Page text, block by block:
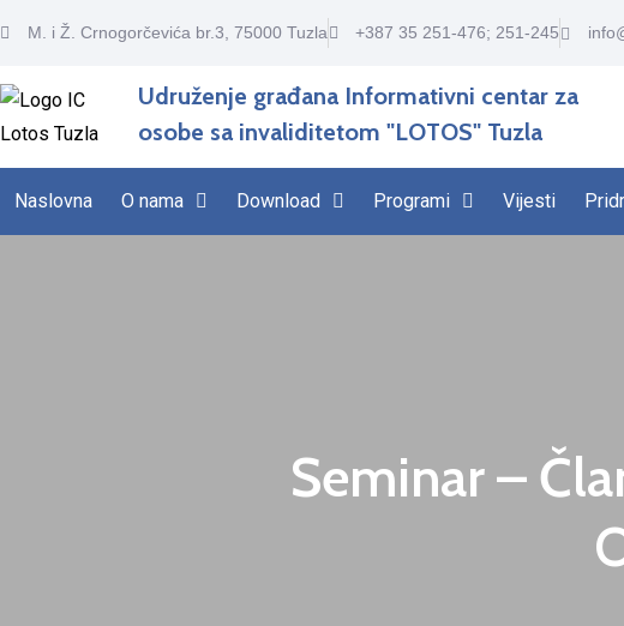
M. i Ž. Crnogorčevića br.3, 75000 Tuzla +387 35 251-476; 251-245
Udruženje građana Informativni centar za
osobe sa invaliditetom "LOTOS" Tuzla
Naslovna O nama Download Programi Vijesti
Seminar –